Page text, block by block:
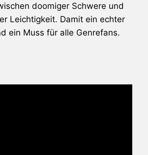
doomiger Schwere und
Leichtigkeit. Damit ein echter
ein Muss für alle Genrefans.